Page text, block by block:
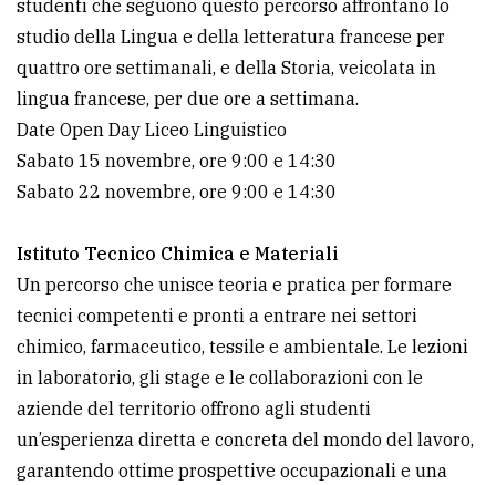
studenti che seguono questo percorso affrontano lo
studio della Lingua e della letteratura francese per
quattro ore settimanali, e della Storia, veicolata in
lingua francese, per due ore a settimana.
Date Open Day Liceo Linguistico
Sabato 15 novembre, ore 9:00 e 14:30
Sabato 22 novembre, ore 9:00 e 14:30
Istituto Tecnico Chimica e Materiali
Un percorso che unisce teoria e pratica per formare
tecnici competenti e pronti a entrare nei settori
chimico, farmaceutico, tessile e ambientale. Le lezioni
in laboratorio, gli stage e le collaborazioni con le
aziende del territorio offrono agli studenti
un’esperienza diretta e concreta del mondo del lavoro,
garantendo ottime prospettive occupazionali e una